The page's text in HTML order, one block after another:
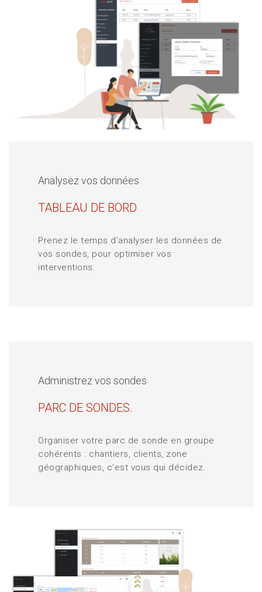
Analysez vos données
TABLEAU DE BORD
Prenez le temps d'analyser les données de
vos sondes, pour optimiser vos
interventions.
Administrez vos sondes
PARC DE SONDES.
Organiser votre parc de sonde en groupe
cohérents : chantiers, clients, zone
géographiques, c'est vous qui décidez.